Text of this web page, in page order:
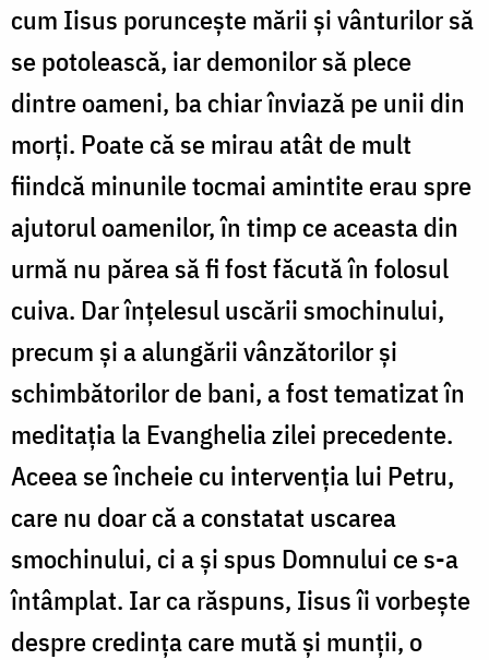
cum Iisus poruncește mării și vânturilor să
se potolească, iar demonilor să plece
dintre oameni, ba chiar înviază pe unii din
morți. Poate că se mirau atât de mult
fiindcă minunile tocmai amintite erau spre
ajutorul oamenilor, în timp ce aceasta din
urmă nu părea să fi fost făcută în folosul
cuiva. Dar înțelesul uscării smochinului,
precum și a alungării vânzătorilor și
schimbătorilor de bani, a fost tematizat în
meditația la Evanghelia zilei precedente.
Aceea se încheie cu intervenția lui Petru,
care nu doar că a constatat uscarea
smochinului, ci a și spus Domnului ce s-a
întâmplat. Iar ca răspuns, Iisus îi vorbește
despre credința care mută și munții, o